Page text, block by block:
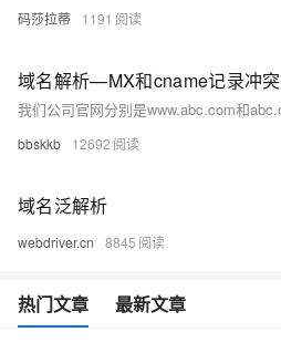
码莎拉蒂 1191
域名解析—MX和cname记录冲突
bbskkb 12692
域名泛解析
webdriver.cn 8845
热门文章 最新文章